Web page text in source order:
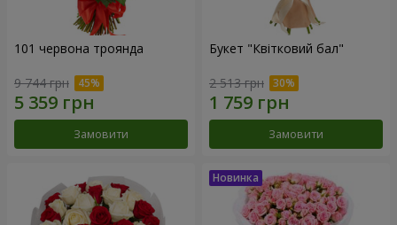
101 червона троянда
9 744 грн
Замовити
Букет "Квітковий бал"
2 513 грн
Замовити